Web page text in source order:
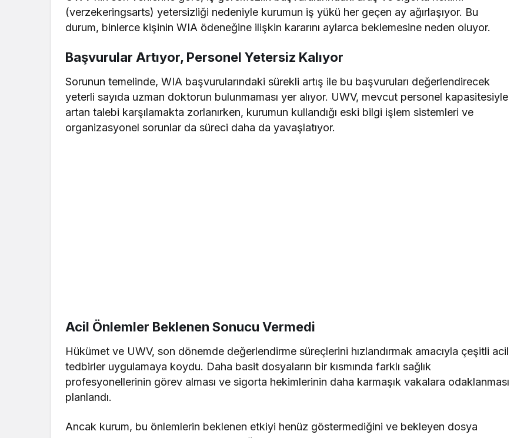
(verzekeringsarts) yetersizliği nedeniyle kurumun iş yükü her geçen ay ağırlaşıyor. Bu
durum, binlerce kişinin WIA ödeneğine ilişkin kararını aylarca beklemesine neden oluyor.
Başvurular Artıyor, Personel Yetersiz Kalıyor
Sorunun temelinde, WIA başvurularındaki sürekli artış ile bu başvuruları değerlendirecek
yeterli sayıda uzman doktorun bulunmaması yer alıyor. UWV, mevcut personel kapasitesiyle
artan talebi karşılamakta zorlanırken, kurumun kullandığı eski bilgi işlem sistemleri ve
organizasyonel sorunlar da süreci daha da yavaşlatıyor.
Acil Önlemler Beklenen Sonucu Vermedi
Hükümet ve UWV, son dönemde değerlendirme süreçlerini hızlandırmak amacıyla çeşitli acil
tedbirler uygulamaya koydu. Daha basit dosyaların bir kısmında farklı sağlık
profesyonellerinin görev alması ve sigorta hekimlerinin daha karmaşık vakalara odaklanması
planlandı.
Ancak kurum, bu önlemlerin beklenen etkiyi henüz göstermediğini ve bekleyen dosya